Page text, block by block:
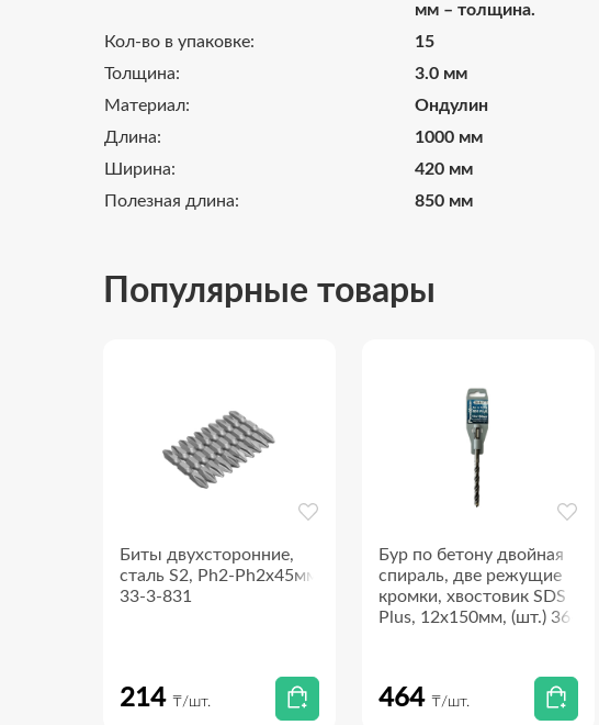
мм – толщина.
Кол-во в упаковке:
15
Толщина:
3.0 мм
Материал:
Ондулин
Длина:
1000 мм
Ширина:
420 мм
Полезная длина:
850 мм
Популярные товары
Биты двухсторонние,
сталь S2, Ph2-Ph2х45мм,
33-3-831
214 ₸/шт.
Бур по бетону двойная
спираль, две режущие
кромки, хвостовик SDS
Plus, 12х150мм, (шт.) 36-4-
464 ₸/шт.